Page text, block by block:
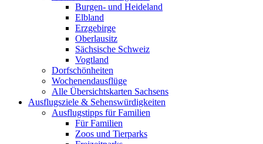
Burgen- und Heideland
Elbland
Erzgebirge
Oberlausitz
Sächsische Schweiz
Vogtland
Dorfschönheiten
Wochenendausflüge
Alle Übersichtskarten Sachsens
Ausflugsziele & Sehenswürdigkeiten
Ausflugstipps für Familien
Für Familien
Zoos und Tierparks